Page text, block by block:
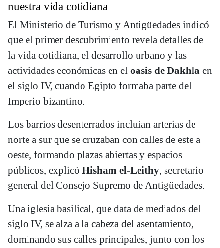
nuestra vida cotidiana
El Ministerio de Turismo y Antigüedades indicó
que el primer descubrimiento revela detalles de
la vida cotidiana, el desarrollo urbano y las
actividades económicas en el oasis de Dakhla en
el siglo IV, cuando Egipto formaba parte del
Imperio bizantino.
Los barrios desenterrados incluían arterias de
norte a sur que se cruzaban con calles de este a
oeste, formando plazas abiertas y espacios
públicos, explicó Hisham el-Leithy, secretario
general del Consejo Supremo de Antigüedades.
Una iglesia basilical, que data de mediados del
siglo IV, se alza a la cabeza del asentamiento,
dominando sus calles principales, junto con los